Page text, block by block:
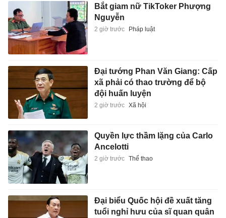
Bắt giam nữ TikToker Phượng
Nguyễn
2 giờ trước Pháp luật
Đại tướng Phan Văn Giang: Cấp
xã phải có thao trường để bộ
đội huấn luyện
2 giờ trước Xã hội
Quyền lực thầm lặng của Carlo
Ancelotti
2 giờ trước Thể thao
Đại biểu Quốc hội đề xuất tăng
tuổi nghỉ hưu của sĩ quan quân